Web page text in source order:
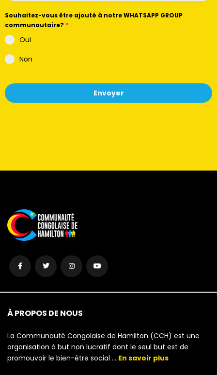
Souhaitez-vous être ajouté à notre WHATSAPP GROUP
communautaire? *
Oui
Non
Envoyer
À PROPOS DE NOUS
La Communauté Congolaise de Hamilton (CCH) est une
organisation à but non lucratif dont le seul but est de
promouvoir le bien-être social … En savoir plus